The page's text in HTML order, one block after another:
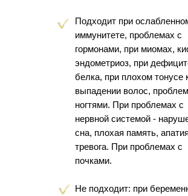
Подходит при
иммунитете, проблемах с
гормонами, при миомах,
эндометриоз, при
белка, при плохом тонусе
выпадении волос,
ногтями. При проблемах с
нервной системой -
сна, плохая память,
тревога. При проблемах с
почками.
Не подходит: при